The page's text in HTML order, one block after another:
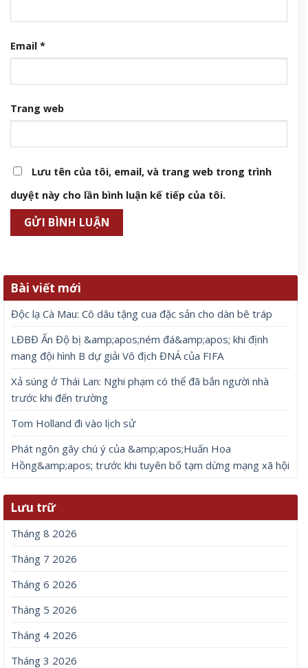
Email *
Trang web
Lưu tên của tôi, email, và trang web trong trình
duyệt này cho lần bình luận kế tiếp của tôi.
Bài viết mới
Độc lạ Cà Mau: Cô dâu tặng cua đặc sản cho dàn bê tráp
LĐBĐ Ấn Độ bị &amp;apos;ném đá&amp;apos; khi định
mang đội hình B dự giải Vô địch ĐNÁ của FIFA
Xả súng ở Thái Lan: Nghi phạm có thể đã bắn người nhà
trước khi đến trường
Tom Holland đi vào lịch sử
Phát ngôn gây chú ý của &amp;apos;Huấn Hoa
Hồng&amp;apos; trước khi tuyên bố tạm dừng mạng xã hội
Lưu trữ
Tháng 8 2026
Tháng 7 2026
Tháng 6 2026
Tháng 5 2026
Tháng 4 2026
Tháng 3 2026